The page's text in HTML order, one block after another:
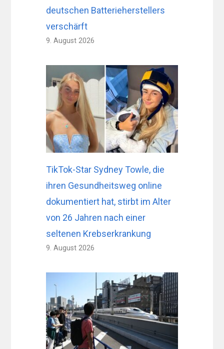
deutschen Batterieherstellers
verschärft
9. August 2026
TikTok-Star Sydney Towle, die
ihren Gesundheitsweg online
dokumentiert hat, stirbt im Alter
von 26 Jahren nach einer
seltenen Krebserkrankung
9. August 2026